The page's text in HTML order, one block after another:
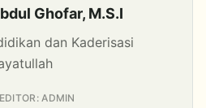
Ghofar, M.S.I
dan Kaderisasi
ADMIN